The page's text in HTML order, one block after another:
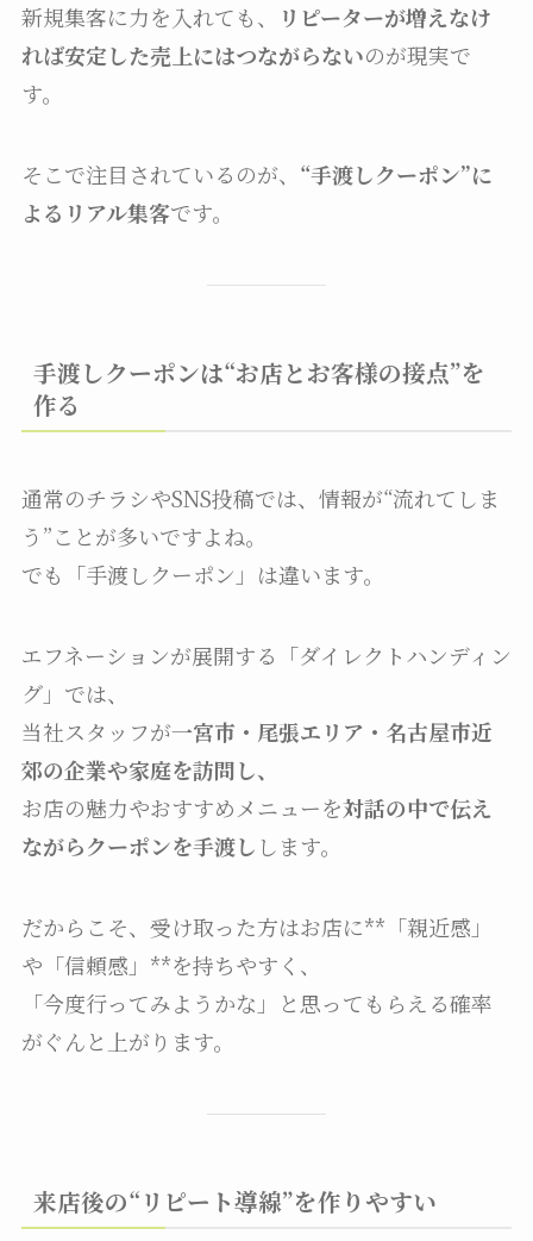
新規集客に力を入れても、
リピーターが増えなけ
れば安定した売上にはつながらないのが現実で
す。
そこで注目されているのが、 “手渡しクーポン”に
よるリアル集客です。
手渡しクーポンは“お店とお客様の接点”を
作る
通常のチラシやSNS投稿では、情報が“流れてしま
う”ことが多いですよね。
でも「手渡しクーポン」は違います。
エフネーションが展開する「ダイレクトハンディン
グ」では、
当社スタッフが一宮市・尾張エリア・名古屋市近
郊の企業や家庭を訪問し、
お店の魅力やおすすめメニューを対話の中で伝え
ながらクーポンを手渡し します。
だからこそ、受け取った方はお店に**「親近感」
や「信頼感」**を持ちやすく、
「今度行ってみようかな」と思ってもらえる確率
がぐんと上がります。
来店後の“リピート導線”を作りやすい